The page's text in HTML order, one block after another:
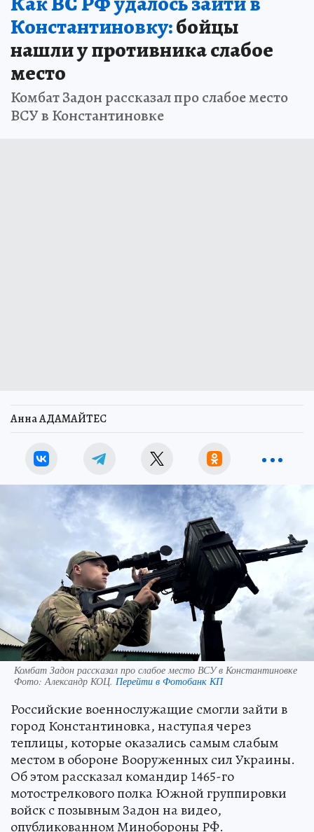
Константиновку:бойцы
нашли у противника слабое
место
Комбат Задон рассказал про слабое место
ВСУ в Константиновке
Анна АДАМАЙТЕС
Комбат Задон рассказал про слабое место ВСУ в Константиновке
Фото:Александр КОЦ. Перейти в Фотобанк КП
Российские военнослужащие смогли зайти в
город Константиновка, наступая через
теплицы, которые оказались самым слабым
местом в обороне Вооруженных сил Украины.
Об этом рассказал командир 1465-го
мотострелкового полка Южной группировки
войск с позывным Задон на видео,
опубликованном Минобороны РФ.